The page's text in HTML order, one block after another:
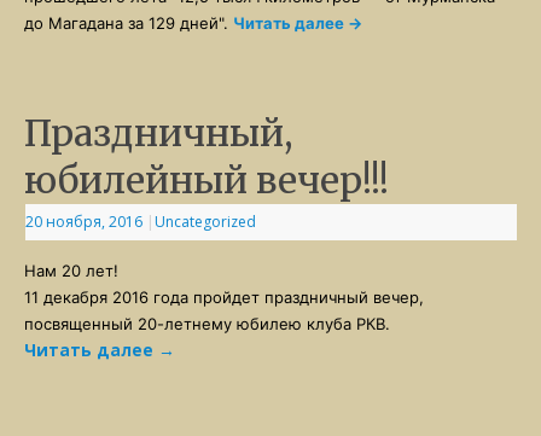
до Магадана за 129 дней". Читать далее →
Праздничный,
юбилейный вечер!!!
20 ноября, 2016 | Uncategorized
Нам 20 лет!
11 декабря 2016 года пройдет праздничный вечер,
посвященный 20-летнему юбилею клуба РКВ.
Читать далее →